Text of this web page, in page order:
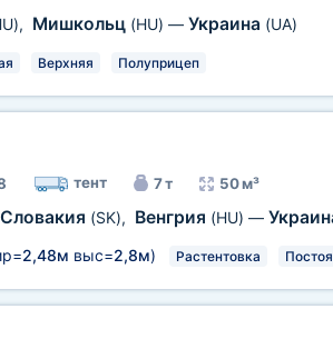
, Мишкольц (HU) — Украина (UA)
Верхняя Полуприцеп
тент 7 т 50 м³
Словакия (SK), Венгрия (HU) —
2,48м выс=2,8м) Растентовка